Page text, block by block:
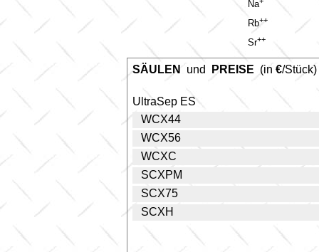
Na
Rb++
Sr++
SÄULEN und PREISE (in €/Stück)
UltraSep ES
WCX44
WCX56
WCXC
SCXPM
SCX75
SCXH